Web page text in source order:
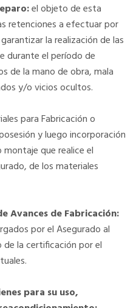
el objeto de esta
retenciones a efectuar por
la realización de las
durante el período de
de la mano de obra, mala
y/o vicios ocultos.
para Fabricación o
y luego incorporación
que realice el
de los materiales
Avances de Fabricación:
por el Asegurado al
la certificación por el
para su uso,